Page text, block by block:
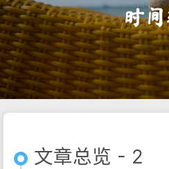
时
文章总览 - 2